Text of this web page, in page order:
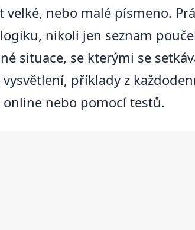
nebo malé písmeno.
nikoli jen seznam
situace, se kterými se
příklady z
nebo pomocí testů.